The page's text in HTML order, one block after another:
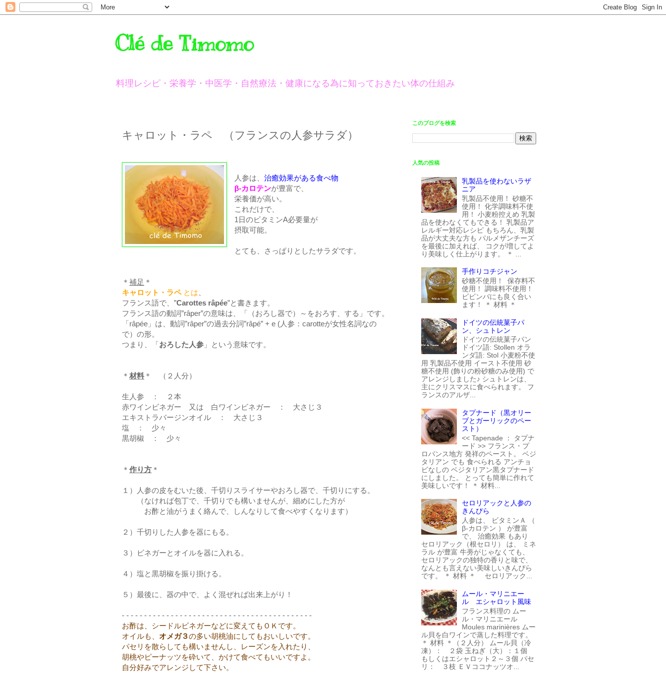
Clé de Timomo
料理レシピ・栄養学・中医学・自然療法・健康になる為に知っておきたい体の仕組み
キャロット・ラペ （フランスの人参サラダ）
人参は、治癒効果がある食べ物
β-カロテンが豊富で、
栄養価が高い。
これだけで、
1日のビタミンA必要量が
摂取可能。
とても、さっぱりとしたサラダです。
＊ 補足 ＊
キャロット・ラペとは
フランス語で、”Carottes râpée”と書きます。
フランス語の動詞”râper”の意味は、「（おろし器で）～をおろす、する」です。
「râpée」は、動詞”râper”の過去分詞”râpé” + e (人参：carotteが女性名詞なの
で）の形。
つまり、「おろした人参 」という意味です。
＊ 材料 ＊ （２人分）
生人参 ： ２本
赤ワインビネガー 又は 白ワインビネガー ： 大さじ３
エキストラバージンオイル ： 大さじ３
塩 ： 少々
黒胡椒 ： 少々
＊ 作り方 ＊
１）人参の皮をむいた後、千切りスライサーやおろし器で、千切りにする。
（なければ包丁で、千切りでも構いませんが、細めにした方が
お酢と油がうまく絡んで、しんなりして食べやすくなります）
２）千切りした人参を器にもる。
３）ビネガーとオイルを器に入れる。
４）塩と黒胡椒を振り掛ける。
５）最後に、器の中で、よく混ぜれば出来上がり！
- - - - - - - - - - - - - - - - - - - - - - - - - - - - - - - - - - - - - - - - - - -
お酢は、シードルビネガーなどに変えてもＯＫです。
オイルも、 オメガ３の多い胡桃油にしてもおいしいです。
パセリを散らしても構いませんし、レーズンを入れたり、
胡桃やピーナッツを砕いて、かけて食べてもいいですよ。
自分好みでアレンジして下さい。
このブログを検索
人気の投稿
乳製品を使わないラザ
ニア
乳製品不使用！ 砂糖不
使用！ 化学調味料不使
用！ 小麦粉控えめ 乳製
品を使わなくてもできる！ 乳製品ア
レルギー対応レシピ もちろん、乳製
品が大丈夫な方も パルメザンチーズ
を最後に加えれば、 コクが増してよ
り美味しく仕上がります。 ＊ ...
手作りコチジャン
砂糖不使用！ 保存料不
使用！ 調味料不使用！
ビビンバにも良く合い
ます！ ＊ 材料 ＊
ドイツの伝統菓子パ
ン、シュトレン
ドイツの伝統菓子パン
ドイツ語: Stollen オラ
ンダ語: Stol 小麦粉不使
用 乳製品不使用 イースト不使用 砂
糖不使用 (飾りの粉砂糖のみ使用) で
アレンジしました♪ シュトレンは、
主にクリスマスに食べられます。 フ
ランスのアルザ...
タプナード（黒オリー
ブとガーリックのペー
スト）
<< Tapenade ： タプナ
ード >> フランス・プ
ロバンス地方 発祥のペースト。 ベジ
タリアン でも 食べられる アンチョ
ビなしの ベジタリアン黒タプナード
にしました。 とっても簡単に作れて
美味しいです！ ＊ 材料...
セロリアックと人参の
きんぴら
人参は、 ビタミンＡ （
β-カロテン ） が豊富
で、 治癒効果 もあり
セロリアック（根セロリ） は、 ミネ
ラル が豊富 牛蒡がじゃなくても、
セロリアックの独特の香りと味で、
なんとも言えない美味しいきんぴら
です。 ＊ 材料 ＊ セロリアック...
ムール・マリニエー
ル エシャロット風味
フランス料理の ムー
ル・マリニエール
Moules marinières ムー
ル貝を白ワインで蒸した料理です。
＊ 材料 ＊（２人分） ムール貝（冷
凍）： ２袋 玉ねぎ（大）：１個
もしくはエシャロット２～３個 パセ
リ： ３枝 ＥＶココナッツオ...